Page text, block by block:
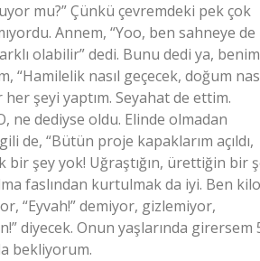
mu?” Çünkü çevremdeki pek çok
Annem, “Yoo, ben sahneye de
olabilir” dedi. Bunu dedi ya,
nasıl geçecek, doğum
şeyi yaptım. Seyahat de ettim.
ne dediyse oldu. Elinde olmadan
de, “Bütün proje kapaklarım açıldı,
şey yok! Uğraştığın, ürettiğin bir
faslından kurtulmak da iyi. Ben
“Eyvah!” demiyor, gizlemiyor,
diyecek. Onun yaşlarında girersem
bekliyorum.